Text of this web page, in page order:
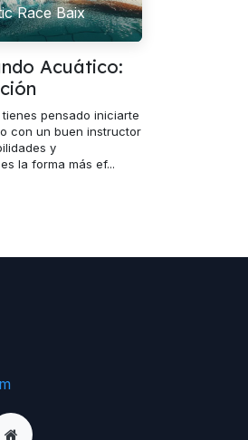
Race Baix
Acuático:
pensado iniciarte
con un buen instructor
y
la forma más ef...